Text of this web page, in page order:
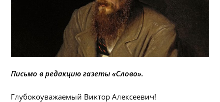
Письмо в редакцию газеты «Слово».
Глубокоуважаемый Виктор Алексеевич!